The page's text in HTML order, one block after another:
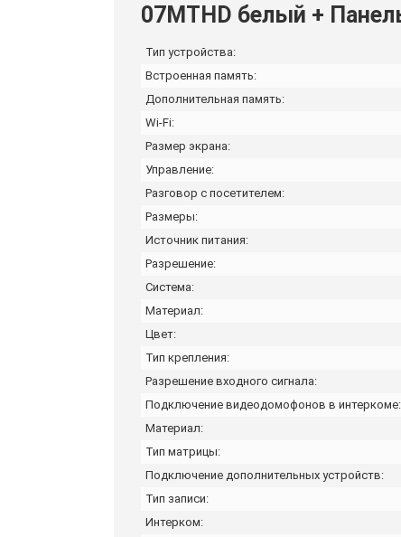
07MTHD белый +
Тип устройства:
Встроенная память:
Дополнительная память:
Wi-Fi:
Размер экрана:
Управление:
Разговор с посетителем:
Размеры:
Источник питания:
Разрешение:
Система:
Материал:
Цвет:
Тип крепления:
Разрешение входного сигнала:
Подключение видеодомофонов в интеркоме:
Материал:
Тип матрицы:
Подключение дополнительных устройств:
Тип записи:
Интерком: